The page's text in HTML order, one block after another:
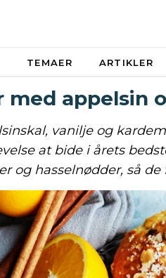
TEMAER ARTIKLER
med appelsin
vanilje og
at bide i årets
og hasselnødder, så